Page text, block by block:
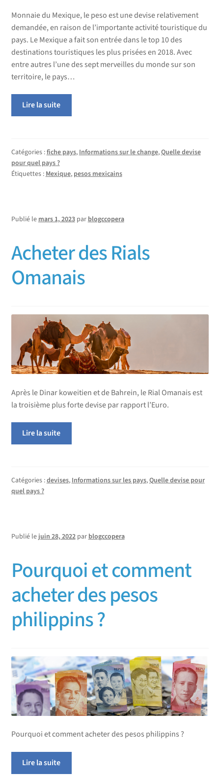
Monnaie du Mexique, le peso est une devise relativement
demandée, en raison de l’importante activité touristique du
pays. Le Mexique a fait son entrée dans le top 10 des
destinations touristiques les plus prisées en 2018. Avec
entre autres l’une des sept merveilles du monde sur son
territoire, le pays…
Lire la suite
Catégories :fiche pays,Informations sur le change,Quelle devise
pour quel pays ?
Étiquettes :Mexique, pesos mexicains
Publié lemars 1, 2023 parblogccopera
Acheter des Rials
Omanais
Après le Dinar koweitien et de Bahrein, le Rial Omanais est
la troisième plus forte devise par rapport l’Euro.
Lire la suite
Catégories :devises,Informations sur les pays,Quelle devise pour
quel pays ?
Publié lejuin 28, 2022 parblogccopera
Pourquoi et comment
acheter des pesos
philippins ?
Pourquoi et comment acheter des pesos philippins ?
Lire la suite